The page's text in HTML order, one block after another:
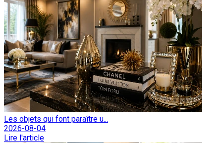
Les objets qui font paraître u...
2026-08-04
Lire l'article